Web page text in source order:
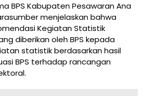
BPS Kabupaten Pesawaran Ana
menjelaskan bahwa
Kegiatan Statistik
diberikan oleh BPS kepada
statistik berdasarkan hasil
BPS terhadap rancangan